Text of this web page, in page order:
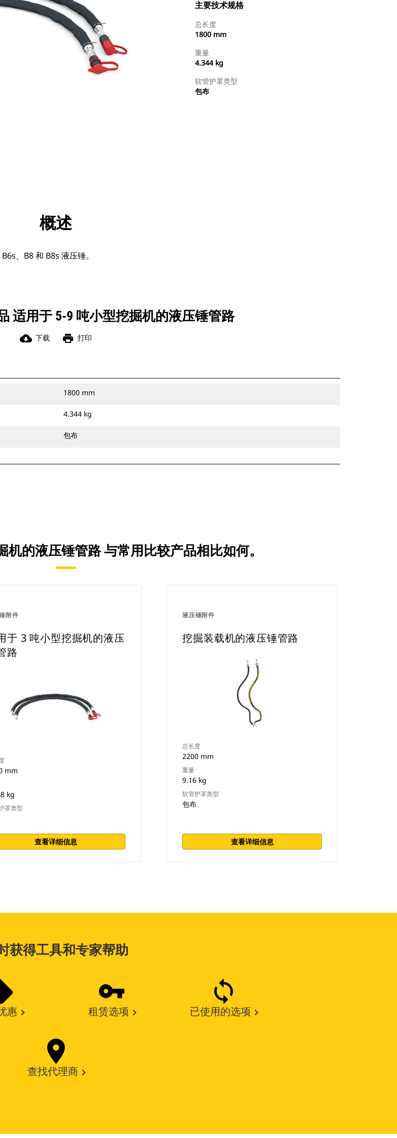
主要技术规格
总长度
1800 mm
重量
4.344 kg
软管护罩类型
包布
展示
概述
、B8 和 B8s 液压锤。
适用于 5-9 吨小型挖掘机的液压锤管路
cloud_download 下载 print 打印
1800 mm
4.344 kg
包布
机的液压锤管路 与常用比较产品相比如何。
附件
于 3 吨小型挖掘机的液压
路
mm
kg
罩类型
查看详细信息
液压锤附件
挖掘装载机的液压锤管路
总长度
2200 mm
重量
9.16 kg
软管护罩类型
包布
查看详细信息
获得工具和专家帮助
惠 租赁选项 已使用的选项
查找代理商